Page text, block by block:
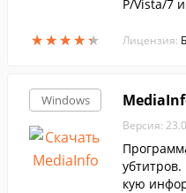
★★★★★
★★★★★
P/Vista/7
Лицензия:
Windows
Версия:
кую